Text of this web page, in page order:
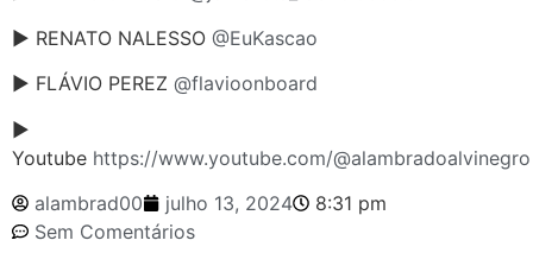
► RENATO NALESSO @EuKascao
► FLÁVIO PEREZ @flavioonboard
►
Youtube https://www.youtube.com/@alambradoalvinegro
alambrad00
julho 13, 2024
8:31 pm
Sem Comentários